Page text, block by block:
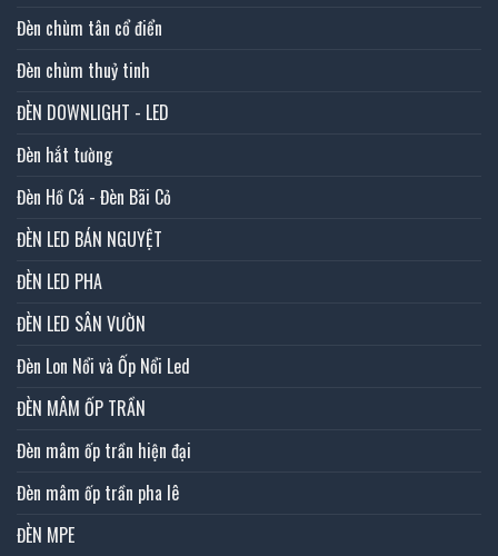
Đèn chùm tân cổ điển
Đèn chùm thuỷ tinh
ĐÈN DOWNLIGHT - LED
Đèn hắt tường
Đèn Hồ Cá - Đèn Bãi Cỏ
ĐÈN LED BÁN NGUYỆT
ĐÈN LED PHA
ĐÈN LED SÂN VƯỜN
Đèn Lon Nổi và Ốp Nổi Led
ĐÈN MÂM ỐP TRẦN
Đèn mâm ốp trần hiện đại
Đèn mâm ốp trần pha lê
ĐÈN MPE